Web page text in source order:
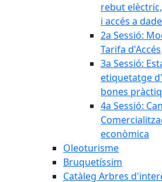
rebut
i accés a
2a Sessió:
Tarifa d'Accés
3a Sessió:
etiquetatge
bones
4a Sessió:
econòmica
Oleoturisme
Bruquetíssim
Catàleg Arbres